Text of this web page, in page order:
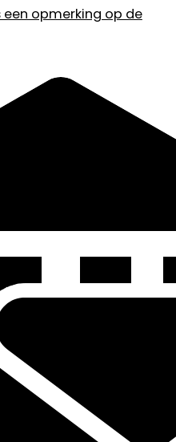
opmerking op de